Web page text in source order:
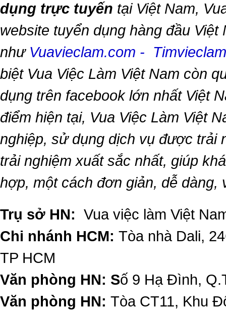
dụng trực tuyến tại Việt Nam,
website tuyển dụng hàng đầu Việt
như Vuavieclam.com -
biệt Vua Việc Làm Việt Nam còn
dụng trên facebook lớn nhất Việt
điểm hiện tại, Vua Việc Làm Việt
nghiệp, sử dụng dịch vụ được trải
trải nghiệm xuất sắc nhất, giúp
hợp, một cách đơn giản, dễ dàng,
Trụ sở HN: Vua việc làm Việt
Chi nhánh HCM: Tòa nhà Dali,
TP HCM
Văn phòng HN: Số 9 Hạ Đình,
Văn phòng HN: Tòa CT11, Khu